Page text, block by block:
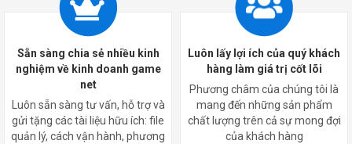
Sẵn sàng chia sẻ nhiều kinh
nghiệm về kinh doanh game
net
Luôn sẵn sàng tư vấn, hỗ trợ và
gửi tặng các tài liệu hữu ích: file
quản lý, cách vận hành, phương
Luôn lấy lợi ích của quý khách
hàng làm giá trị cốt lõi
Phương châm của chúng tôi là
mang đến những sản phẩm
chất lượng trên cả sự mong đợi
của khách hàng